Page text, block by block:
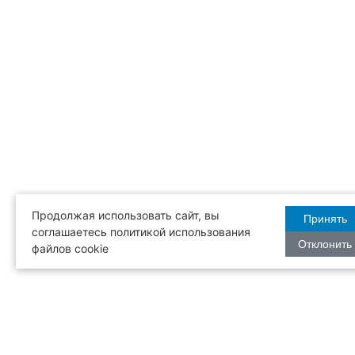
Продолжая использовать сайт, вы
соглашаетесь политикой использования
файлов cookie
Принять
Отклонить